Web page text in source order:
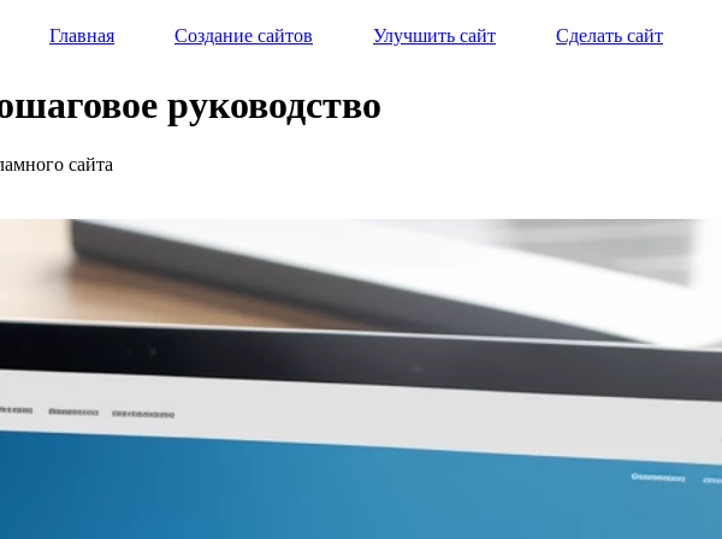
Главная Создание сайтов Улучшить сайт Сделать сайт
руководство
сайта